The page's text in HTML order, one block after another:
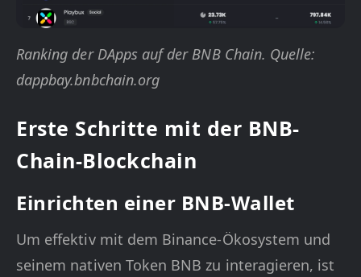
Ranking der DApps auf der BNB Chain. Quelle:
dappbay.bnbchain.org
Erste Schritte mit der BNB-
Chain-Blockchain
Einrichten einer BNB-Wallet
Um effektiv mit dem Binance-Ökosystem und
seinem nativen Token BNB zu interagieren, ist